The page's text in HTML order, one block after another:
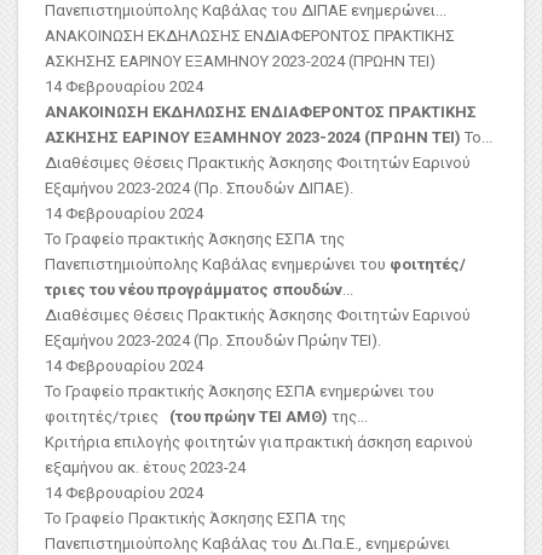
Πανεπιστημιούπολης Καβάλας του ΔΙΠΑΕ ενημερώνει...
ΑΝΑΚΟΙΝΩΣΗ ΕΚΔΗΛΩΣΗΣ ΕΝΔΙΑΦΕΡΟΝΤΟΣ ΠΡΑΚΤΙΚΗΣ
ΑΣΚΗΣΗΣ ΕΑΡΙΝΟΥ ΕΞΑΜΗΝΟΥ 2023-2024 (ΠΡΩΗΝ ΤΕΙ)
14 Φεβρουαρίου 2024
ΑΝΑΚΟΙΝΩΣΗ ΕΚΔΗΛΩΣΗΣ ΕΝΔΙΑΦΕΡΟΝΤΟΣ ΠΡΑΚΤΙΚΗΣ
ΑΣΚΗΣΗΣ ΕΑΡΙΝΟΥ ΕΞΑΜΗΝΟΥ 2023-2024 (ΠΡΩΗΝ ΤΕΙ) Το...
Διαθέσιμες Θέσεις Πρακτικής Άσκησης Φοιτητών Εαρινού
Εξαμήνου 2023-2024 (Πρ. Σπουδών ΔΙΠΑΕ).
14 Φεβρουαρίου 2024
Το Γραφείο πρακτικής Άσκησης ΕΣΠΑ της
Πανεπιστημιούπολης Καβάλας ενημερώνει του φοιτητές/
τριες του νέου προγράμματος σπουδών...
Διαθέσιμες Θέσεις Πρακτικής Άσκησης Φοιτητών Εαρινού
Εξαμήνου 2023-2024 (Πρ. Σπουδών Πρώην ΤΕΙ).
14 Φεβρουαρίου 2024
Το Γραφείο πρακτικής Άσκησης ΕΣΠΑ ενημερώνει του
φοιτητές/τριες (του πρώην ΤΕΙ ΑΜΘ) της...
Κριτήρια επιλογής φοιτητών για πρακτική άσκηση εαρινού
εξαμήνου ακ. έτους 2023-24
14 Φεβρουαρίου 2024
Το Γραφείο Πρακτικής Άσκησης ΕΣΠΑ της
Πανεπιστημιούπολης Καβάλας του Δι.Πα.Ε., ενημερώνει